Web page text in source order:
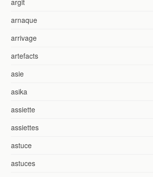
arnaque
arrivage
artefacts
asie
asika
assiette
assiettes
astuce
astuces